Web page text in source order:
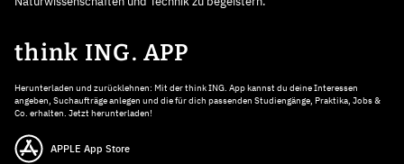
think ING. APP
Herunterladen und zurücklehnen: Mit der think ING. App kannst du deine Interessen
angeben, Suchaufträge anlegen und die für dich passenden Studiengänge, Praktika, Jobs &
Co. erhalten. Jetzt herunterladen!
APPLE App Store